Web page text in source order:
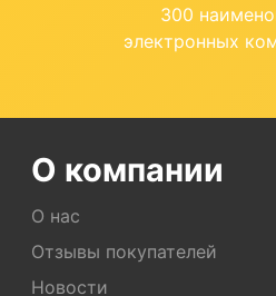
300
электронных
О компании
О нас
Отзывы покупателей
Новости